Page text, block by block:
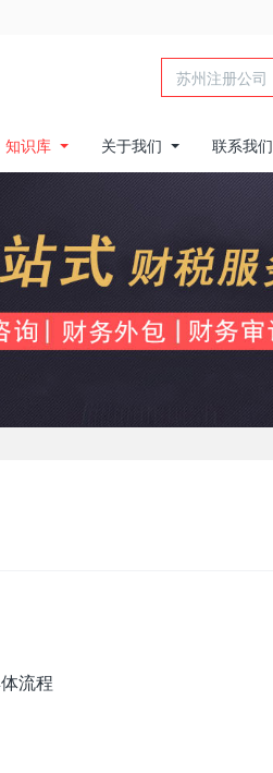
知识库 关于我们 联系我们